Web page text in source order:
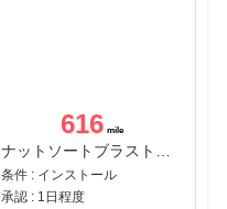
616
条件 : インストール
承認 : 1日程度